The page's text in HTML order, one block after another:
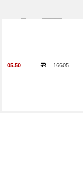
05.50 16605